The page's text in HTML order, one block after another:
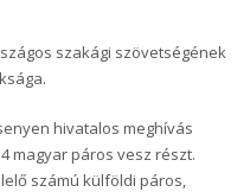
szakági szövetségének
hivatalos meghívás
magyar páros vesz részt.
számú külföldi páros,